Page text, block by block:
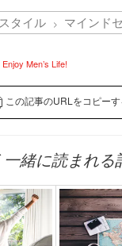
タイル マインド
Men’s Life!
この記事のURLをコピーす
一緒に読まれる